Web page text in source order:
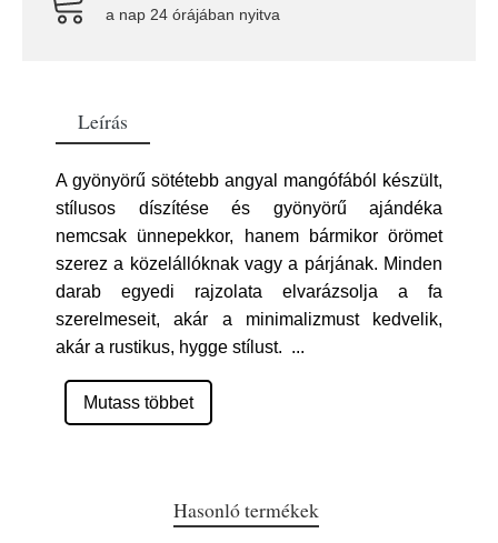
a nap 24 órájában nyitva
Leírás
A gyönyörű sötétebb angyal mangófából készült,
stílusos díszítése és gyönyörű ajándéka
nemcsak ünnepekkor, hanem bármikor örömet
szerez a közelállóknak vagy a párjának. Minden
darab egyedi rajzolata elvarázsolja a fa
szerelmeseit, akár a minimalizmust kedvelik,
akár a rustikus, hygge stílust. ...
Mutass többet
Hasonló termékek